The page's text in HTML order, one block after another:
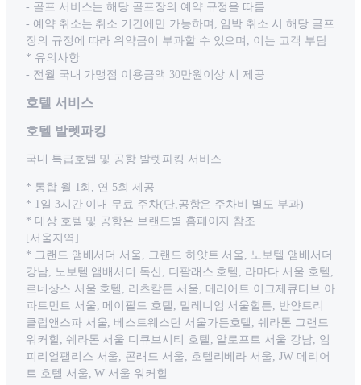
- 골프 서비스는 해당 골프장의 예약 규정을 따름
- 예약 취소는 취소 기간에만 가능하며, 임박 취소 시 해당 골프
장의 규정에 따라 위약금이 부과할 수 있으며, 이는 고객 부담
* 유의사항
- 전월 국내 가맹점 이용금액 30만원이상 시 제공
호텔 서비스
호텔 발렛파킹
국내 특급호텔 및 공항 발렛파킹 서비스
* 통합 월 1회, 연 5회 제공
* 1일 3시간 이내 무료 주차(단,공항은 주차비 별도 부과)
* 대상 호텔 및 공항은 브랜드별 홈페이지 참조
[서울지역]
* 그랜드 앰배서더 서울, 그랜드 하얏트 서울, 노보텔 앰배서더
강남, 노보텔 앰배서더 독산, 더팔래스 호텔, 라마다 서울 호텔,
르네상스 서울 호텔, 리츠칼튼 서울, 메리어트 이그제큐티브 아
파트먼트 서울, 메이필드 호텔, 밀레니엄 서울힐튼, 반얀트리
클럽앤스파 서울, 베스트웨스턴 서울가든호텔, 쉐라톤 그랜드
워커힐, 쉐라톤 서울 디큐브시티 호텔, 알로프트 서울 강남, 임
피리얼팰리스 서울, 콘래드 서울, 호텔리베라 서울, JW 메리어
트 호텔 서울, W 서울 워커힐